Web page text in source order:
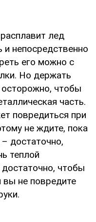
лед
и непосредственно
его можно с
Но держать
чтобы
часть.
повредиться при
не ждите, пока
достаточно,
теплой
чтобы
вы не повредите